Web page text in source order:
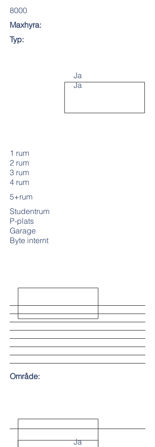
8000
Maxhyra:
Typ:
Ja
Ja
1 rum
2 rum
3 rum
4 rum
5+rum
Studentrum
P-plats
Garage
Byte internt
Område:
Ja